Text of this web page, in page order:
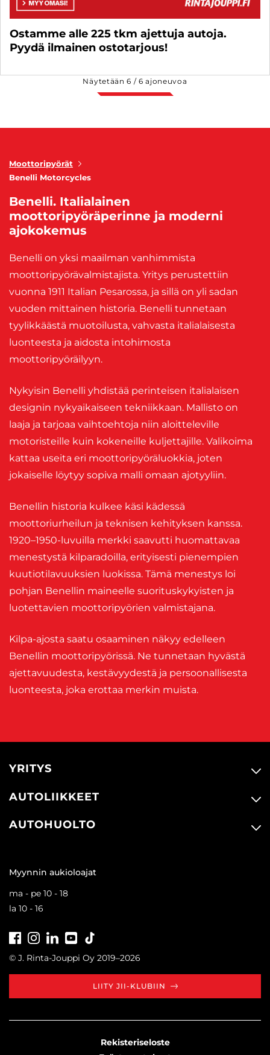
Ostamme alle 225 tkm ajettuja autoja.
Pyydä ilmainen ostotarjous!
Näytetään6 /6 ajoneuvoa
Moottoripyörät
Benelli Motorcycles
Benelli. Italialainen
moottoripyöräperinne ja moderni
ajokokemus
Benelli on yksi maailman vanhimmista
moottoripyörävalmistajista. Yritys perustettiin
vuonna 1911 Italian Pesarossa, ja sillä on yli sadan
vuoden mittainen historia. Benelli tunnetaan
tyylikkäästä muotoilusta, vahvasta italialaisesta
luonteesta ja aidosta intohimosta
moottoripyöräilyyn.
Nykyisin Benelli yhdistää perinteisen italialaisen
designin nykyaikaiseen tekniikkaan. Mallisto on
laaja ja tarjoaa vaihtoehtoja niin aloitteleville
motoristeille kuin kokeneille kuljettajille. Valikoima
kattaa useita eri moottoripyöräluokkia, joten
jokaiselle löytyy sopiva malli omaan ajotyyliin.
Benellin historia kulkee käsi kädessä
moottoriurheilun ja teknisen kehityksen kanssa.
1920–1950-luvuilla merkki saavutti huomattavaa
menestystä kilparadoilla, erityisesti pienempien
kuutiotilavuuksien luokissa. Tämä menestys loi
pohjan Benellin maineelle suorituskykyisten ja
luotettavien moottoripyörien valmistajana.
Kilpa-ajosta saatu osaaminen näkyy edelleen
Benellin moottoripyörissä. Ne tunnetaan hyvästä
ajettavuudesta, kestävyydestä ja persoonallisesta
luonteesta, joka erottaa merkin muista.
YRITYS
AUTOLIIKKEET
AUTOHUOLTO
Myynnin aukioloajat
ma - pe 10 - 18
la 10 - 16
FacebookInstagramLinkedInYoutube
© J. Rinta-Jouppi Oy 2019–2026
LIITY JII-KLUBIIN
Rekisteriseloste